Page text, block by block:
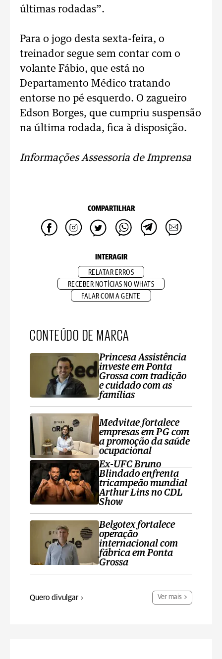
últimas rodadas”.
Para o jogo desta sexta-feira, o
treinador segue sem contar com o
volante Fábio, que está no
Departamento Médico tratando
entorse no pé esquerdo. O zagueiro
Edson Borges, que cumpriu suspensão
na última rodada, fica à disposição.
Informações Assessoria de Imprensa
COMPARTILHAR
INTERAGIR
RELATAR ERROS
RECEBER NOTÍCIAS NO WHATS
FALAR COM A GENTE
CONTEÚDO DE MARCA
Princesa Assistência
investe em Ponta
Grossa com tradição
e cuidado com as
famílias
Medvitae fortalece
empresas em PG com
a promoção da saúde
ocupacional
Ex-UFC Bruno
Blindado enfrenta
tricampeão mundial
Arthur Lins no CDL
Show
Belgotex fortalece
operação
internacional com
fábrica em Ponta
Grossa
Quero divulgar Ver mais